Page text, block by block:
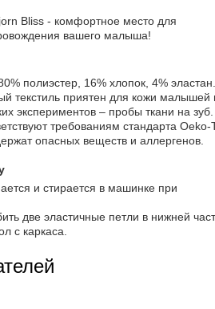
Bliss - комфортное место для
вашего малыша!
полиэстер, 16% хлопок, 4%
текстиль приятен для кожи малышей
экспериментов – пробы ткани на зуб.
требованиям стандарта Oeko-
опасных веществ и аллергенов.
и стирается в машинке при
две эластичные петли в нижней
с каркаса.